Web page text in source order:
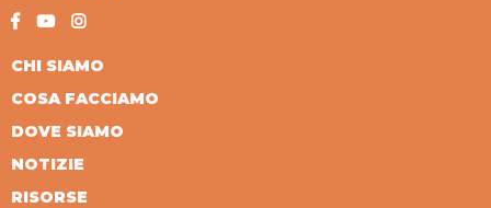
CHI SIAMO
COSA FACCIAMO
DOVE SIAMO
NOTIZIE
RISORSE